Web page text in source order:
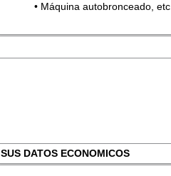
• Máquina autobronceado, etc.
SUS DATOS ECONOMICOS